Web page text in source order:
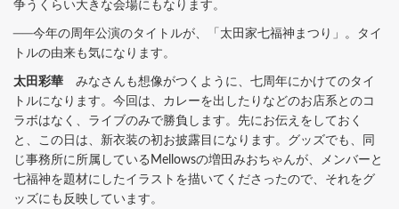
争うくらい大きな会場にもなります。
──今年の周年公演のタイトルが、「太田家七福神まつり」。タイ
トルの由来も気になります。
太田彩華 みなさんも想像がつくように、七周年にかけてのタイ
トルになります。今回は、カレーを出したりなどのお店系とのコ
ラボはなく、ライブのみで勝負します。先にお伝えをしておく
と、この日は、新衣装の初お披露目になります。グッズでも、同
じ事務所に所属しているMellowsの増田みおちゃんが、メンバーと
七福神を題材にしたイラストを描いてくださったので、それをグ
ッズにも反映しています。